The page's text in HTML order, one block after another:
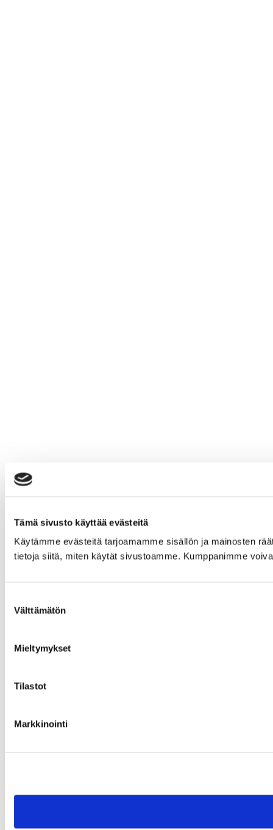
Tämä sivusto käyttää evästeitä
Käytämme evästeitä tarjoamamme sisällön ja mainosten
tietoja siitä, miten käytät sivustoamme. Kumppanimme
valinta
Välttämätön
Mieltymykset
Tilastot
Markkinointi